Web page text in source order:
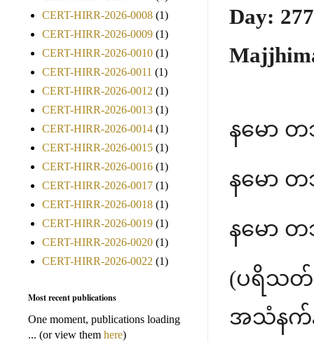
Day:
နမော
နမော
နမော
(ပရိသတ်
အသံနက်
CERT-HIRR-2026-0008 (1)
CERT-HIRR-2026-0009 (1)
CERT-HIRR-2026-0010 (1)
CERT-HIRR-2026-0011 (1)
CERT-HIRR-2026-0012 (1)
CERT-HIRR-2026-0013 (1)
CERT-HIRR-2026-0014 (1)
CERT-HIRR-2026-0015 (1)
CERT-HIRR-2026-0016 (1)
CERT-HIRR-2026-0017 (1)
CERT-HIRR-2026-0018 (1)
CERT-HIRR-2026-0019 (1)
CERT-HIRR-2026-0020 (1)
CERT-HIRR-2026-0022 (1)
Most recent publications
One moment, publications loading
... (or view them here)